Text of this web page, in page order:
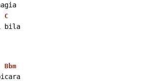
C
bila
Bbm